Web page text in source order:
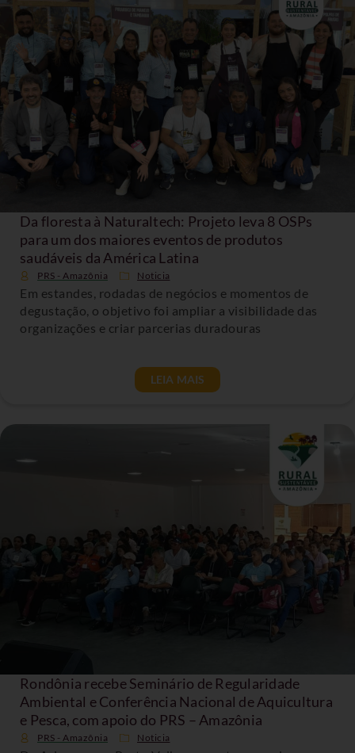
Da floresta à Naturaltech: Projeto leva 8 OSPs
para um dos maiores eventos de produtos
saudáveis da América Latina
PRS - Amazônia Noticia
Em estandes, rodadas de negócios e momentos de
degustação, o objetivo foi ampliar a visibilidade das
organizações e criar parcerias duradouras
LEIA MAIS
Rondônia recebe Seminário de Regularidade
Ambiental e Conferência Nacional de Aquicultura
e Pesca, com apoio do PRS – Amazônia
PRS - Amazônia Noticia